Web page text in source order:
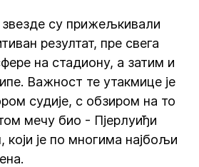
звезде су прижељкивали
резултат, пре свега
на стадиону, а затим и
Важност те утакмице је
судије, с обзиром на то
мечу био - Пјерлуиђи
који је по многима најбољи